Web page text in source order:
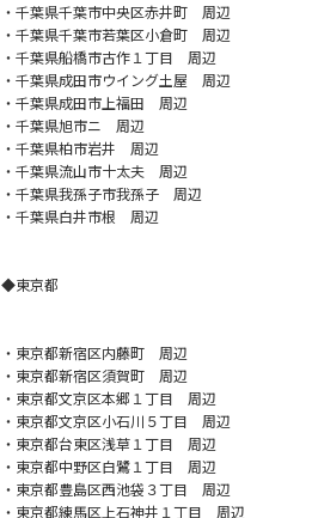
・千葉県千葉市中央区赤井町 周辺
・千葉県千葉市若葉区小倉町 周辺
・千葉県船橋市古作１丁目 周辺
・千葉県成田市ウイング土屋 周辺
・千葉県成田市上福田 周辺
・千葉県旭市ニ 周辺
・千葉県柏市岩井 周辺
・千葉県流山市十太夫 周辺
・千葉県我孫子市我孫子 周辺
・千葉県白井市根 周辺
◆東京都
・東京都新宿区内藤町 周辺
・東京都新宿区須賀町 周辺
・東京都文京区本郷１丁目 周辺
・東京都文京区小石川５丁目 周辺
・東京都台東区浅草１丁目 周辺
・東京都中野区白鷺１丁目 周辺
・東京都豊島区西池袋３丁目 周辺
・東京都練馬区上石神井１丁目 周辺